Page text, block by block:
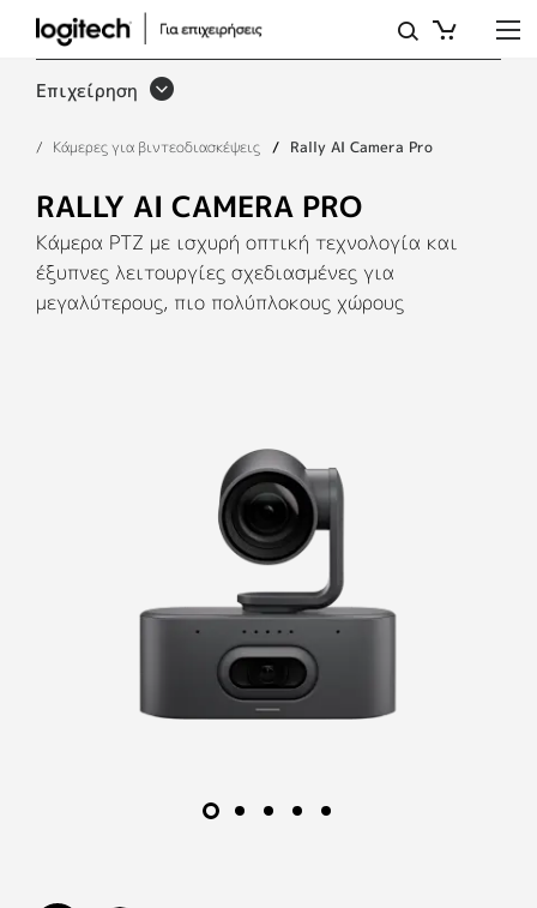
RALLY
AI
CAMERA
PRO
ΜΕ
ΈΞΥΠΝΟ
ΚΑΔΡΆΡΙΣΜΑ
Επιχείρηση
Κάμερες για βιντεοδιασκέψεις Rally AI Camera Pro
RALLY AI CAMERA PRO
Κάμερα PTZ με ισχυρή οπτική τεχνολογία και
έξυπνες λειτουργίες σχεδιασμένες για
μεγαλύτερους, πιο πολύπλοκους χώρους